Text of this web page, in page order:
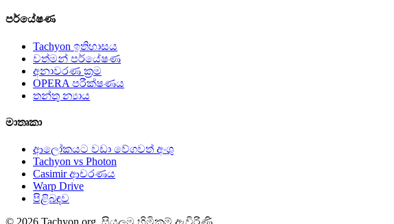
පර්යේෂණ
Tachyon ඉතිහාසය
වත්මන් පර්යේෂණ
අනාවරණ ක්‍රම
OPERA පරීක්ෂණය
තන්තු න්‍යාය
මාතෘකා
ආලෝකයට වඩා වේගවත් අංශු
Tachyon vs Photon
Casimir ආචරණය
Warp Drive
පිළිබඳව